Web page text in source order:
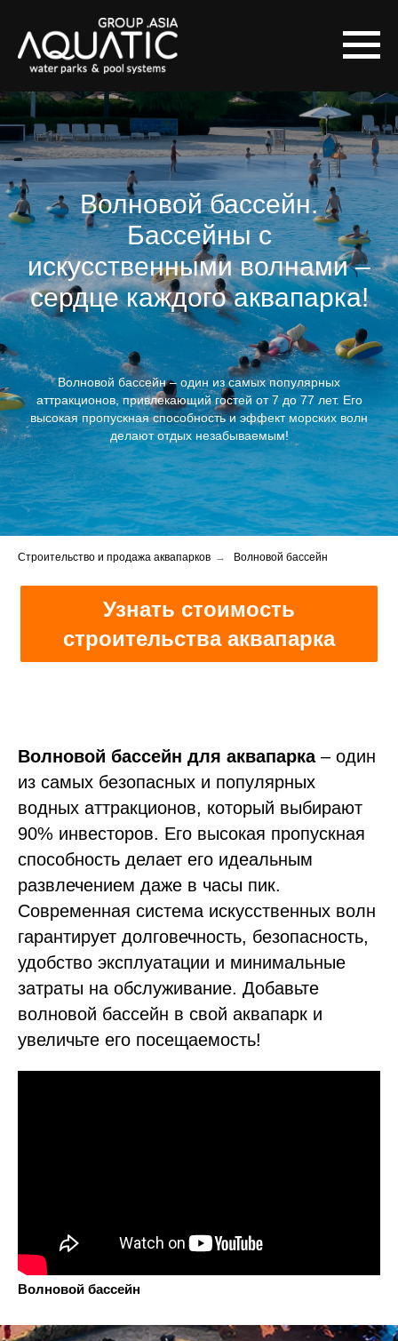
Волновой бассейн.
Бассейны с
искусственными волнами –
сердце каждого аквапарка!
Волновой бассейн – один из самых популярных
аттракционов, привлекающий гостей от 7 до 77 лет. Его
высокая пропускная способность и эффект морских волн
делают отдых незабываемым!
Строительство и продажа аквапарков → Волновой бассейн
Узнать стоимость
строительства аквапарка
Волновой бассейн для аквапарка– один
из самых безопасных и популярных
водных аттракционов, который выбирают
90% инвесторов. Его высокая пропускная
способность делает его идеальным
развлечением даже в часы пик.
Современная система искусственных волн
гарантирует долговечность, безопасность,
удобство эксплуатации и минимальные
затраты на обслуживание. Добавьте
волновой бассейн в свой аквапарк и
увеличьте его посещаемость!
Волновой бассейн